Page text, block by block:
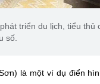
triển du lịch, tiểu thủ
số.
là một ví dụ điển